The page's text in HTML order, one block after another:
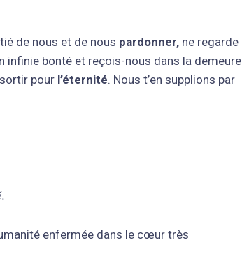
de nous et de nous pardonner, ne regarde
infinie bonté et reçois-nous dans la demeure
pour l’éternité. Nous t’en supplions par
enfermée dans le cœur très